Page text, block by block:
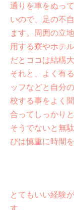
通りを車をぬっ
いので、足の不
ます。周囲の立
用する寮やホテ
だとココは結構
それと、よく有
ッフなどと自分
校する事をよく
合ってしっかり
そうでないと無
びは慎重に時間を
とてもいい経験
す。